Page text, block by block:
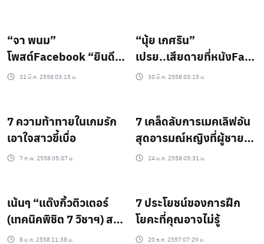
“จา พนม”
โพสต์Facebook “ยินดีที่
Fast 7 จะได้เข้าฉายตาม
31 มี.ค. 2558 03:15 น.
“นุ้ย เกศริน”
เปรย..เสียดายที่หนังFast
and Furious 7 เลื่อนฉาย
30 มี.ค. 2558 03:15 น.
7 ความท้าทายในเกมรัก
เอาใจสาวขี้เบื่อ
7 ก.พ. 2558 05:07 น.
7 เคล็ดลับการเมคเลิฟอัน
สุดอารมณ์หญิงที่ผู้ชาย
ควรรู้24 ม.ค. 2558 05:31 น.
เน้นๆ “แต๊งกิ้วติวเตอร์
(เทคนิคพิชิต 7 วิชาฯ) สาย
วิทย์” Loca TV 10 ม.ค.นี้
8 ม.ค. 2558 11:38 น.
7 ประโยชน์ของการฝึก
โยคะที่คุณอาจไม่รู้
20 ธ.ค. 2557 07:29 น.